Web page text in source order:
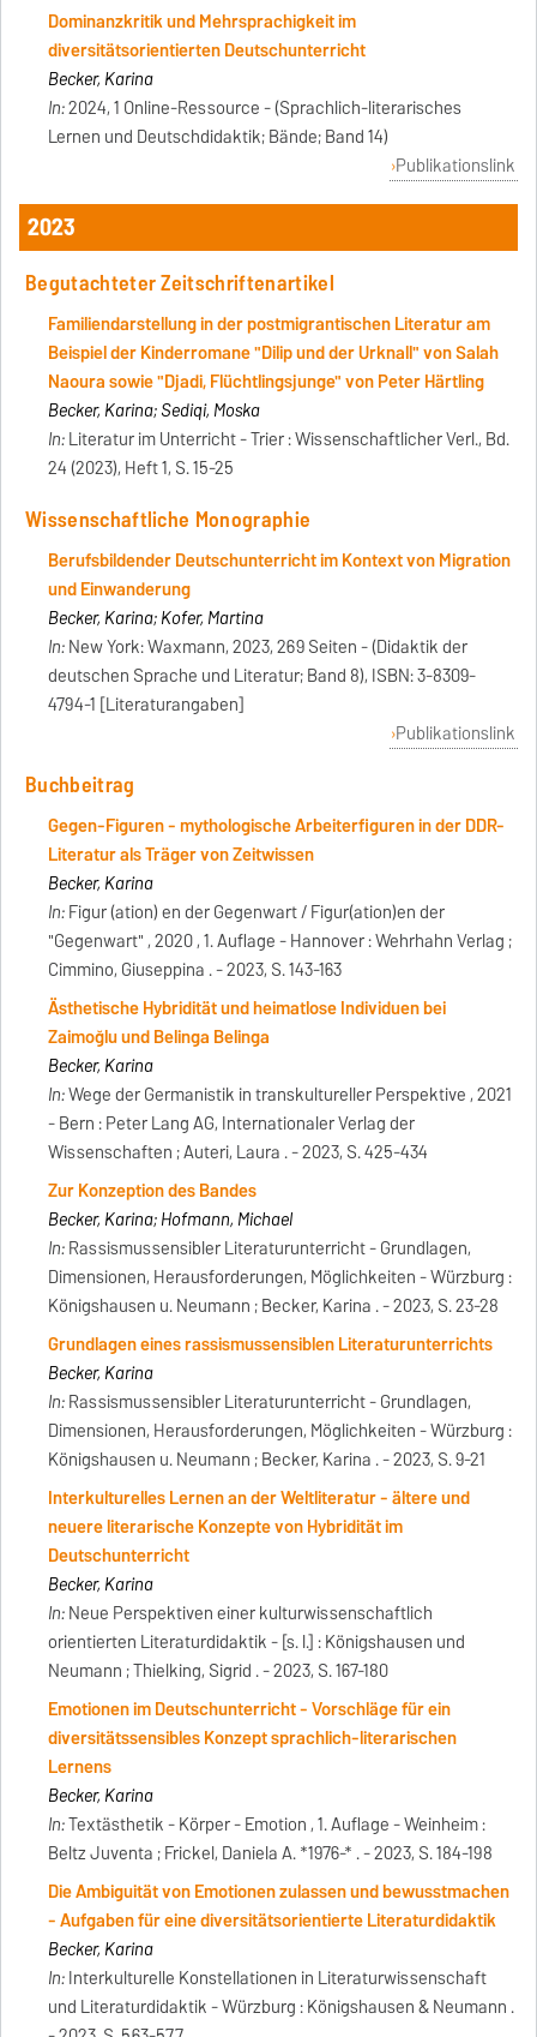
Dominanzkritik und Mehrsprachigkeit im
diversitätsorientierten Deutschunterricht
Becker, Karina
In:2024, 1 Online-Ressource - (Sprachlich-literarisches
Lernen und Deutschdidaktik; Bände; Band 14)
Publikationslink
2023
Begutachteter Zeitschriftenartikel
Familiendarstellung in der postmigrantischen Literatur am
Beispiel der Kinderromane "Dilip und der Urknall" von Salah
Naoura sowie "Djadi, Flüchtlingsjunge" von Peter Härtling
Becker, Karina; Sediqi, Moska
In:Literatur im Unterricht - Trier : Wissenschaftlicher Verl., Bd.
24 (2023), Heft 1, S. 15-25
Wissenschaftliche Monographie
Berufsbildender Deutschunterricht im Kontext von Migration
und Einwanderung
Becker, Karina; Kofer, Martina
In:New York: Waxmann, 2023, 269 Seiten - (Didaktik der
deutschen Sprache und Literatur; Band 8), ISBN: 3-8309-
4794-1 [Literaturangaben]
Publikationslink
Buchbeitrag
Gegen-Figuren - mythologische Arbeiterfiguren in der DDR-
Literatur als Träger von Zeitwissen
Becker, Karina
In:Figur (ation) en der Gegenwart / Figur(ation)en der
"Gegenwart" , 2020 , 1. Auflage - Hannover : Wehrhahn Verlag ;
Cimmino, Giuseppina . - 2023, S. 143-163
Ästhetische Hybridität und heimatlose Individuen bei
Zaimoğlu und Belinga Belinga
Becker, Karina
In:Wege der Germanistik in transkultureller Perspektive , 2021
- Bern : Peter Lang AG, Internationaler Verlag der
Wissenschaften ; Auteri, Laura . - 2023, S. 425-434
Zur Konzeption des Bandes
Becker, Karina; Hofmann, Michael
In:Rassismussensibler Literaturunterricht - Grundlagen,
Dimensionen, Herausforderungen, Möglichkeiten - Würzburg :
Königshausen u. Neumann ; Becker, Karina . - 2023, S. 23-28
Grundlagen eines rassismussensiblen Literaturunterrichts
Becker, Karina
In:Rassismussensibler Literaturunterricht - Grundlagen,
Dimensionen, Herausforderungen, Möglichkeiten - Würzburg :
Königshausen u. Neumann ; Becker, Karina . - 2023, S. 9-21
Interkulturelles Lernen an der Weltliteratur - ältere und
neuere literarische Konzepte von Hybridität im
Deutschunterricht
Becker, Karina
In:Neue Perspektiven einer kulturwissenschaftlich
orientierten Literaturdidaktik - [s. l.] : Königshausen und
Neumann ; Thielking, Sigrid . - 2023, S. 167-180
Emotionen im Deutschunterricht - Vorschläge für ein
diversitätssensibles Konzept sprachlich-literarischen
Lernens
Becker, Karina
In:Textästhetik - Körper - Emotion , 1. Auflage - Weinheim :
Beltz Juventa ; Frickel, Daniela A. *1976-* . - 2023, S. 184-198
Die Ambiguität von Emotionen zulassen und bewusstmachen
- Aufgaben für eine diversitätsorientierte Literaturdidaktik
Becker, Karina
In:Interkulturelle Konstellationen in Literaturwissenschaft
und Literaturdidaktik - Würzburg : Königshausen & Neumann .